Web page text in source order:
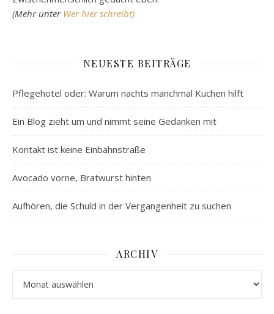
(Mehr unter Wer hier schreibt)
NEUESTE BEITRÄGE
Pflegehotel oder: Warum nachts manchmal Kuchen hilft
Ein Blog zieht um und nimmt seine Gedanken mit
Kontakt ist keine Einbahnstraße
Avocado vorne, Bratwurst hinten
Aufhören, die Schuld in der Vergangenheit zu suchen
ARCHIV